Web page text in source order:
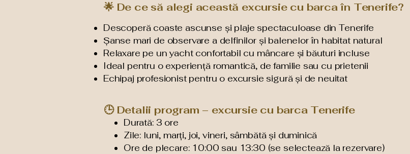
🌟 De ce să alegi această excursie cu barca în Tenerife?
Descoperă coaste ascunse și plaje spectaculoase din Tenerife
Șanse mari de observare a delfinilor și balenelor în habitat natural
Relaxare pe un yacht confortabil cu mâncare și băuturi incluse
Ideal pentru o experiență romantică, de familie sau cu prietenii
Echipaj profesionist pentru o excursie sigură și de neuitat
🕒 Detalii program – excursie cu barca Tenerife
Durată: 3 ore
Zile: luni, marți, joi, vineri, sâmbătă și duminică
Ore de plecare: 10:00 sau 13:30 (se selectează la rezervare)